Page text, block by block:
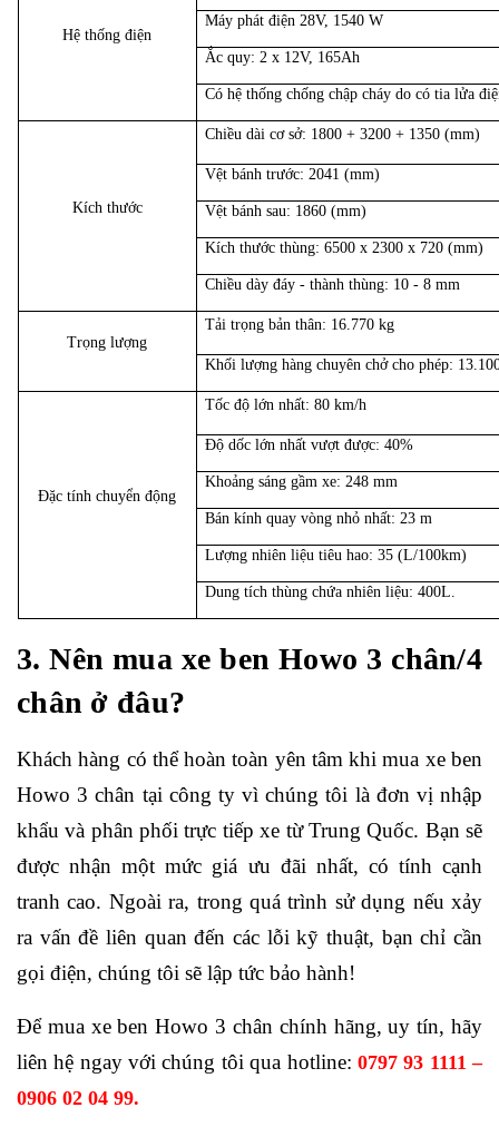
Hệ thống điện
Máy phát điện 28V, 1540 W
Ắc quy: 2 x 12V, 165Ah
Có hệ thống chống chập cháy do có tia lửa
Kích thước
Chiều dài cơ sở: 1800 + 3200 + 1350 (mm)
Vệt bánh trước: 2041 (mm)
Vệt bánh sau: 1860 (mm)
Kích thước thùng: 6500 x 2300 x 720 (mm)
Chiều dày đáy - thành thùng: 10 - 8 mm
Trọng lượng
Tải trọng bản thân: 16.770 kg
Khối lượng hàng chuyên chở cho phép:
Đặc tính chuyển động
Tốc độ lớn nhất: 80 km/h
Độ dốc lớn nhất vượt được: 40%
Khoảng sáng gầm xe: 248 mm
Bán kính quay vòng nhỏ nhất: 23 m
Lượng nhiên liệu tiêu hao: 35 (L/100km)
Dung tích thùng chứa nhiên liệu: 400L.
3. Nên mua xe ben Howo 3 chân/4
chân ở đâu?
Khách hàng có thể hoàn toàn yên tâm khi mua xe ben
Howo 3 chân tại công ty vì chúng tôi là đơn vị nhập
khẩu và phân phối trực tiếp xe từ Trung Quốc. Bạn sẽ
được nhận một mức giá ưu đãi nhất, có tính cạnh
tranh cao. Ngoài ra, trong quá trình sử dụng nếu xảy
ra vấn đề liên quan đến các lỗi kỹ thuật, bạn chỉ cần
gọi điện, chúng tôi sẽ lập tức bảo hành!
Để mua xe ben Howo 3 chân chính hãng, uy tín, hãy
liên hệ ngay với chúng tôi qua hotline: 0797 93 1111 –
0906 02 04 99.